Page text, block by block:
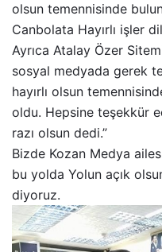
olsun temennisinde
Canbolata Hayırlı işler
Ayrıca Atalay Özer
sosyal medyada gerek
hayırlı olsun
oldu. Hepsine teşekkür
razı olsun dedi.”
Bizde Kozan Medya
bu yolda Yolun açık
diyoruz.